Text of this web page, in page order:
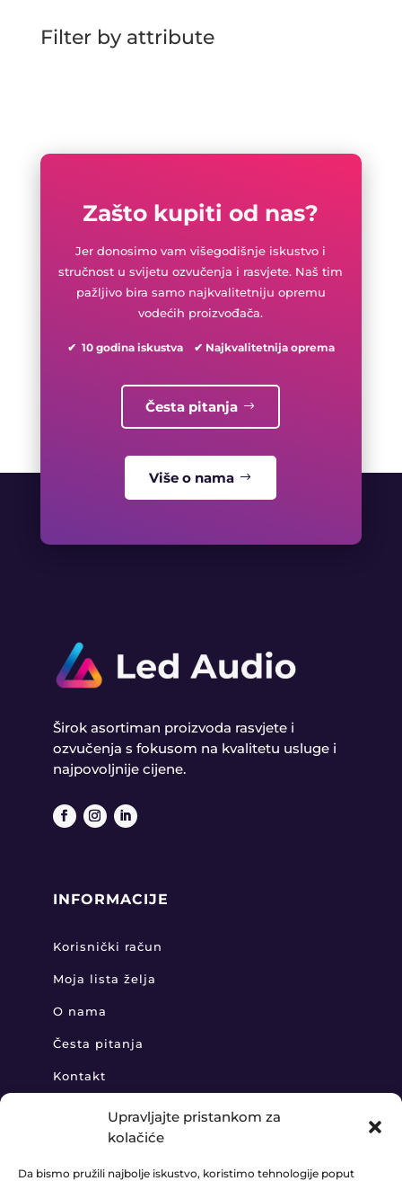
Upravljajte pristankom za
kolačiće
Da bismo pružili najbolje iskustvo, koristimo tehnologije poput
Filter by attribute
Zašto kupiti od nas?
Jer donosimo vam višegodišnje iskustvo i
stručnost u svijetu ozvučenja i rasvjete. Naš tim
pažljivo bira samo najkvalitetniju opremu
vodećih proizvođača.
✔ 10 godina iskustva ✔ Najkvalitetnija oprema
Česta pitanja
Više o nama
Širok asortiman proizvoda rasvjete i
ozvučenja s fokusom na kvalitetu usluge i
najpovoljnije cijene.
INFORMACIJE
Korisnički račun
Moja lista želja
O nama
Česta pitanja
Kontakt